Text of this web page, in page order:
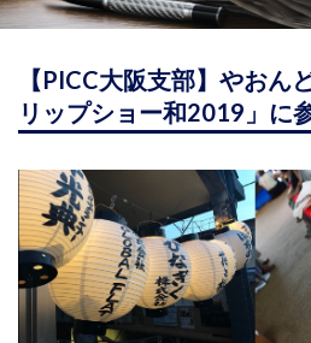
【PICC大阪支部】やおん
リップショー和2019」に